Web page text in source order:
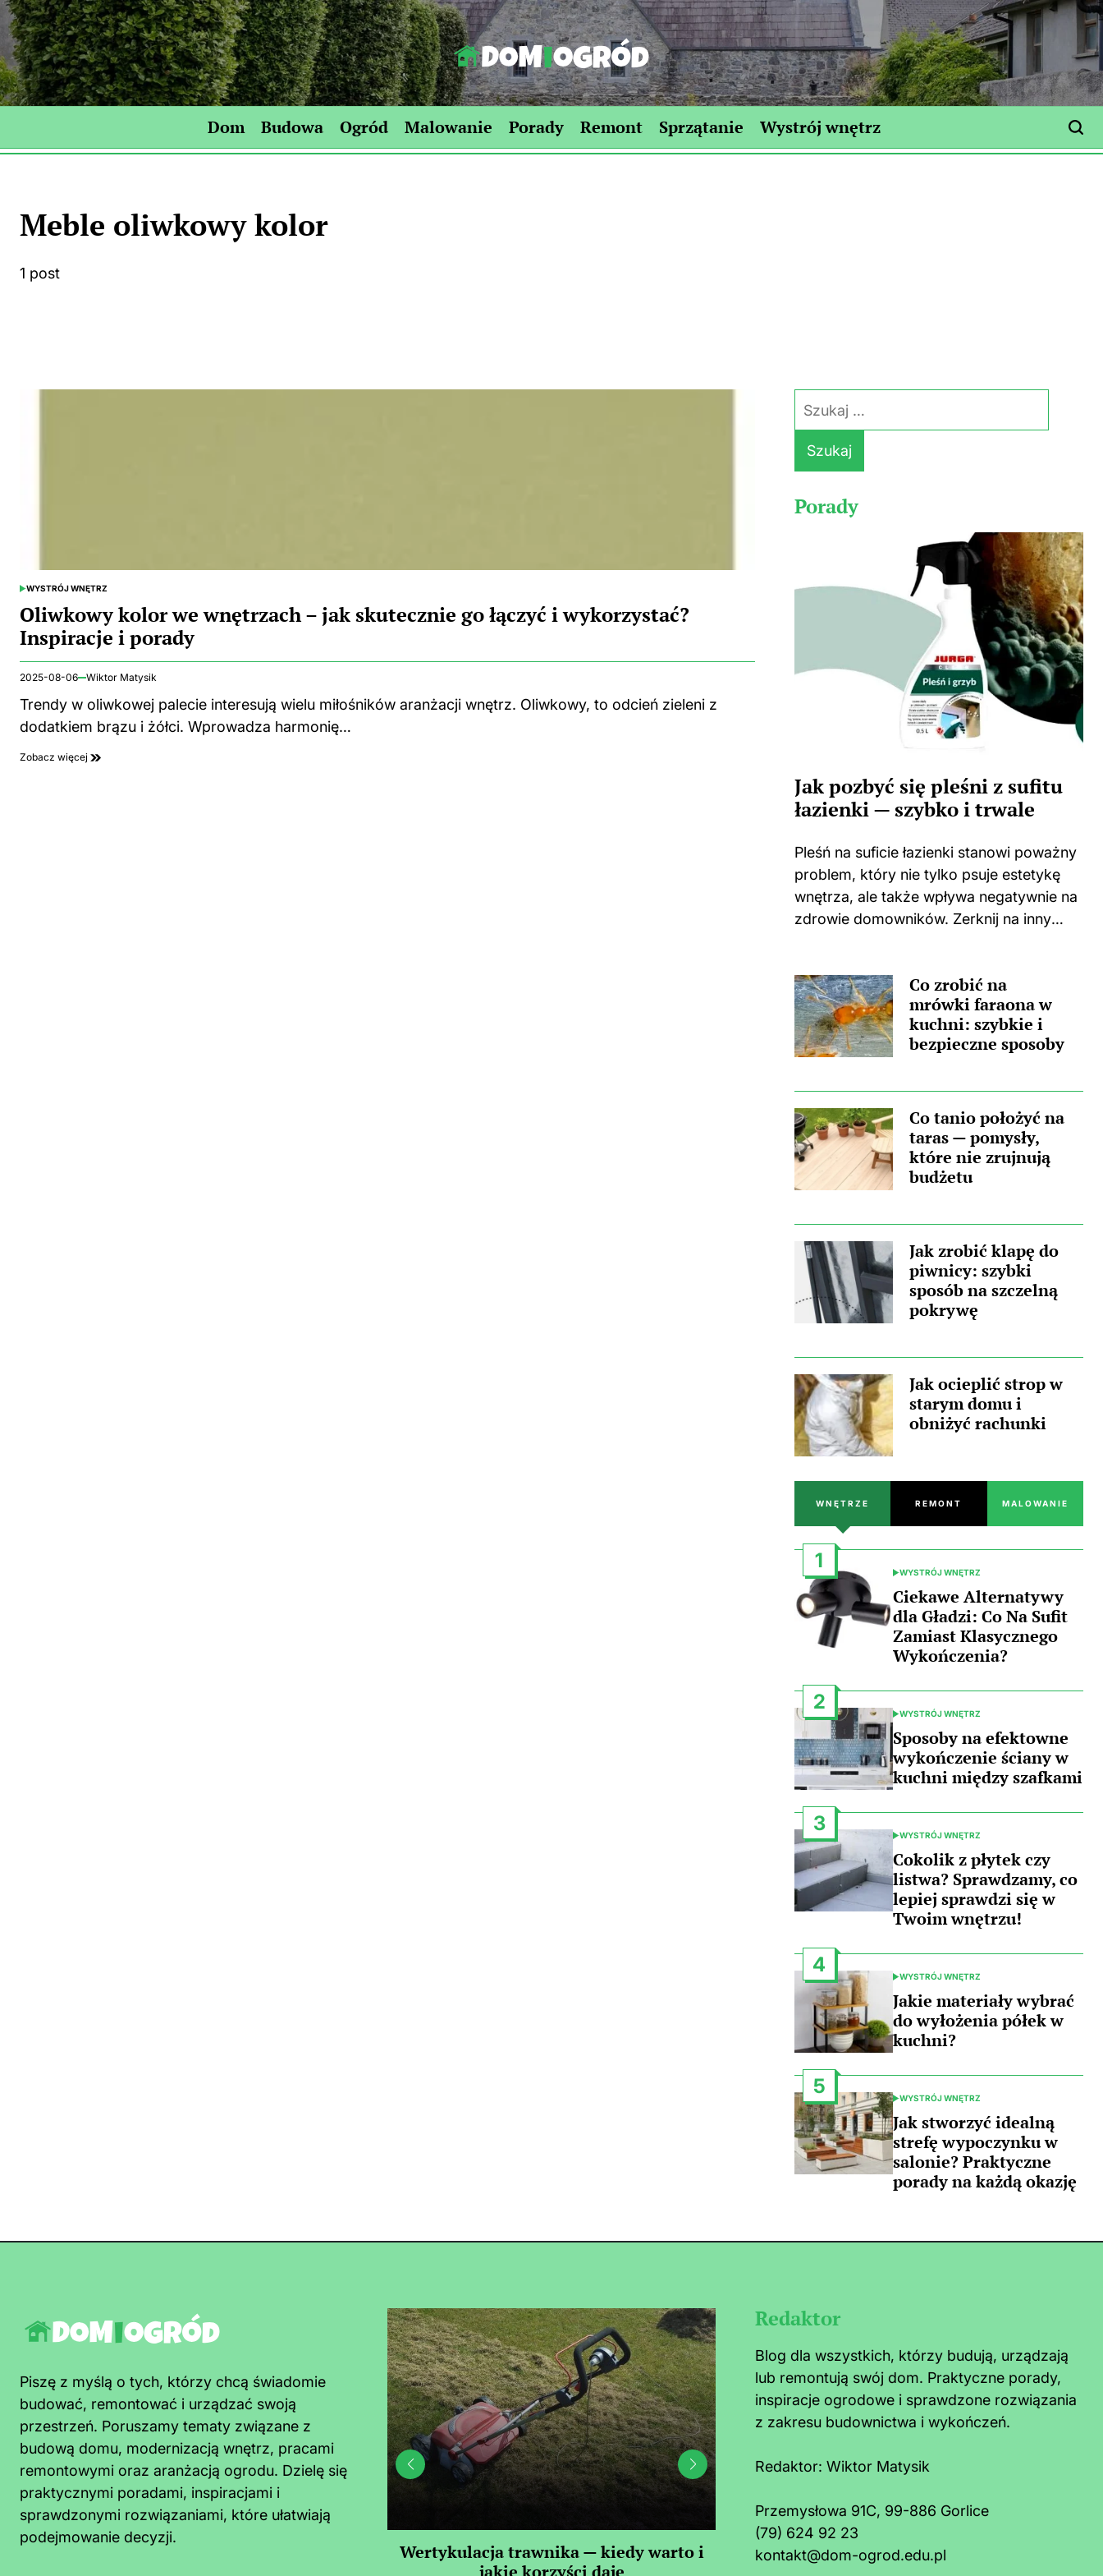
Skip
to
content
Dom-
Ogród.edu.pl
Dom Budowa Ogród Malowanie Porady Remont Sprzątanie Wystrój wnętrz
Meble oliwkowy kolor
1 post
POSTED
WYSTRÓJ WNĘTRZ
Oliwkowy kolor we wnętrzach – jak skutecznie go łączyć i wykorzystać?
Inspiracje i porady
2025-08-06 Wiktor Matysik
Trendy w oliwkowej palecie interesują wielu miłośników aranżacji wnętrz. Oliwkowy, to odcień zieleni z
dodatkiem brązu i żółci. Wprowadza harmonię…
Zobacz więcej
Szukaj:
Porady
Jak pozbyć się pleśni z sufitu
łazienki — szybko i trwale
Pleśń na suficie łazienki stanowi poważny
problem, który nie tylko psuje estetykę
wnętrza, ale także wpływa negatywnie na
zdrowie domowników. Zerknij na inny
ta nieprzyjemna towarzyszka? Główną
przyczyną...
Co zrobić na
mrówki faraona w
kuchni: szybkie i
bezpieczne sposoby
Co tanio położyć na
taras — pomysły,
które nie zrujnują
budżetu
Jak zrobić klapę do
piwnicy: szybki
sposób na szczelną
pokrywę
Jak ocieplić strop w
starym domu i
obniżyć rachunki
WNĘTRZE REMONT MALOWANIE
1
POSTED
IN
WYSTRÓJ WNĘTRZ
Ciekawe Alternatywy
dla Gładzi: Co Na Sufit
Zamiast Klasycznego
Wykończenia?
2
POSTED
IN
WYSTRÓJ WNĘTRZ
Sposoby na efektowne
wykończenie ściany w
kuchni między szafkami
3
POSTED
IN
WYSTRÓJ WNĘTRZ
Cokolik z płytek czy
listwa? Sprawdzamy, co
lepiej sprawdzi się w
Twoim wnętrzu!
4
POSTED
IN
WYSTRÓJ WNĘTRZ
Jakie materiały wybrać
do wyłożenia półek w
kuchni?
5
POSTED
IN
WYSTRÓJ WNĘTRZ
Jak stworzyć idealną
strefę wypoczynku w
salonie? Praktyczne
porady na każdą okazję
Piszę z myślą o tych, którzy chcą świadomie
budować, remontować i urządzać swoją
przestrzeń. Poruszamy tematy związane z
budową domu, modernizacją wnętrz, pracami
remontowymi oraz aranżacją ogrodu. Dzielę się
praktycznymi poradami, inspiracjami i
sprawdzonymi rozwiązaniami, które ułatwiają
podejmowanie decyzji.
Jak pozbyć się pleśni z sufitu łazienki —
Wertykulacja trawnika — kiedy warto i
Co zrobić na mrówki faraona w kuchni:
Redaktor
Blog dla wszystkich, którzy budują, urządzają
lub remontują swój dom. Praktyczne porady,
inspiracje ogrodowe i sprawdzone rozwiązania
z zakresu budownictwa i wykończeń.
Redaktor: Wiktor Matysik
Przemysłowa 91C, 99-886 Gorlice
(79) 624 92 23
kontakt@dom-ogrod.edu.pl